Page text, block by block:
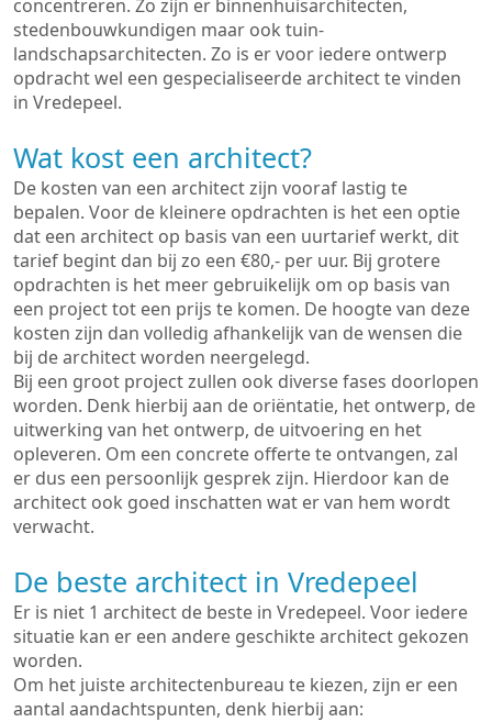
concentreren. Zo zijn er binnenhuisarchitecten,
stedenbouwkundigen maar ook tuin-
landschapsarchitecten. Zo is er voor iedere ontwerp
opdracht wel een gespecialiseerde architect te vinden
in Vredepeel.
Wat kost een architect?
De kosten van een architect zijn vooraf lastig te
bepalen. Voor de kleinere opdrachten is het een optie
dat een architect op basis van een uurtarief werkt, dit
tarief begint dan bij zo een €80,- per uur. Bij grotere
opdrachten is het meer gebruikelijk om op basis van
een project tot een prijs te komen. De hoogte van deze
kosten zijn dan volledig afhankelijk van de wensen die
bij de architect worden neergelegd.
Bij een groot project zullen ook diverse fases doorlopen
worden. Denk hierbij aan de oriëntatie, het ontwerp, de
uitwerking van het ontwerp, de uitvoering en het
opleveren. Om een concrete offerte te ontvangen, zal
er dus een persoonlijk gesprek zijn. Hierdoor kan de
architect ook goed inschatten wat er van hem wordt
verwacht.
De beste architect in Vredepeel
Er is niet 1 architect de beste in Vredepeel. Voor iedere
situatie kan er een andere geschikte architect gekozen
worden.
Om het juiste architectenbureau te kiezen, zijn er een
aantal aandachtspunten, denk hierbij aan: